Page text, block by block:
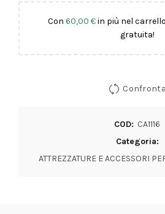
Con 60,00 €in più nel
gratuita!
Confronta
COD: CA1116
Categoria:
ATTREZZATURE E ACCESSORI